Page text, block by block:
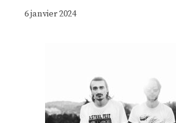
6 janvier 2024